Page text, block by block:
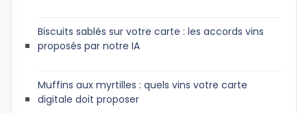
Biscuits sablés sur votre carte : les accords vins
proposés par notre IA
Muffins aux myrtilles : quels vins votre carte
digitale doit proposer